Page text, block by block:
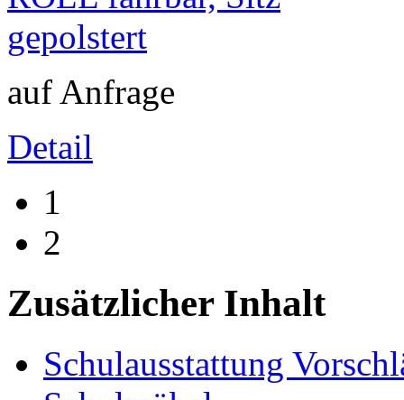
auf Anfrage
Detail
1
2
Zusätzlicher Inhalt
Schulausstattung